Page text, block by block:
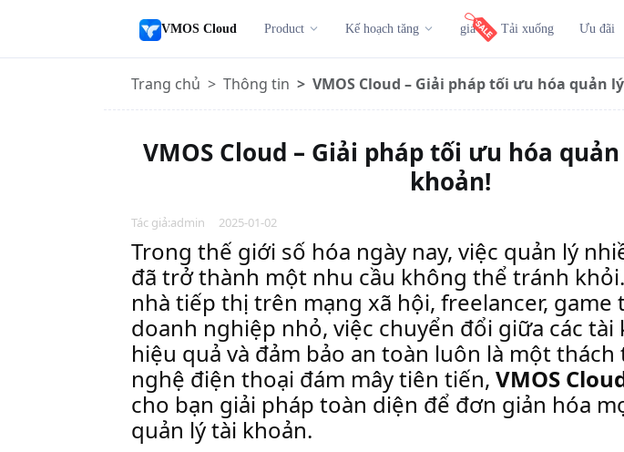
VMOS Cloud Product Kế hoạch tăng giá Tải xuống Ưu đãi
Trang chủ Thông tin VMOS Cloud – Giải pháp tối ưu hóa quản
VMOS Cloud – Giải pháp tối ưu hóa
khoản!
Tác giả:admin 2025-01-02
Trong thế giới số hóa ngày nay, việc quản lý
đã trở thành một nhu cầu không thể tránh
nhà tiếp thị trên mạng xã hội, freelancer, game
doanh nghiệp nhỏ, việc chuyển đổi giữa các tài
hiệu quả và đảm bảo an toàn luôn là một thách
nghệ điện thoại đám mây tiên tiến, VMOS
cho bạn giải pháp toàn diện để đơn giản hóa
quản lý tài khoản.